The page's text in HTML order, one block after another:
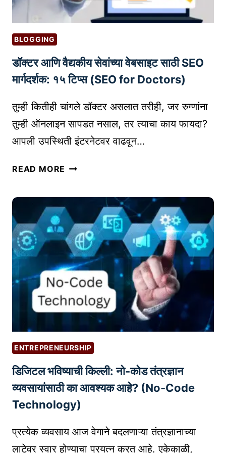
N
O
D
U
T
R
E
E
C
H
T
O
O
L
S
चे
य
ग
हे
रू
वा
चा
BLOGGING
डॉक्टर आणि वैद्यकीय सेवांच्या वेबसाइट साठी SEO
मार्गदर्शक: १५ टिप्स (SEO for Doctors)
तुम्ही कितीही चांगले डॉक्टर असलात तरीही, जर रुग्णांना
तुम्ही ऑनलाइन सापडत नसाल, तर त्याचा काय फायदा?
आपली उपस्थिती इंटरनेटवर वाढवून…
READ MORE डॉ
आ
णि
वै
द्य
की
य
से
वां
च्या
वे
ब
सा
इ
ट
ठी
E
ENTREPRENEURSHIP
डिजिटल भविष्याची किल्ली: नो-कोड तंत्रज्ञान
व्यवसायांसाठी का आवश्यक आहे? (No-Code
Technology)
प्रत्येक व्यवसाय आज वेगाने बदलणाऱ्या तंत्रज्ञानाच्या
लाटेवर स्वार होण्याचा प्रयत्न करत आहे. एकेकाळी,